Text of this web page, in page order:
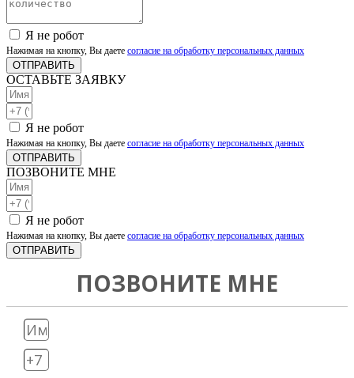
Я не робот
Нажимая на кнопку, Вы даете согласие на обработку персональных данных
ОТПРАВИТЬ
ОСТАВЬТЕ ЗАЯВКУ
Я не робот
Нажимая на кнопку, Вы даете согласие на обработку персональных данных
ОТПРАВИТЬ
ПОЗВОНИТЕ МНЕ
Я не робот
Нажимая на кнопку, Вы даете согласие на обработку персональных данных
ОТПРАВИТЬ
ПОЗВОНИТЕ МНЕ